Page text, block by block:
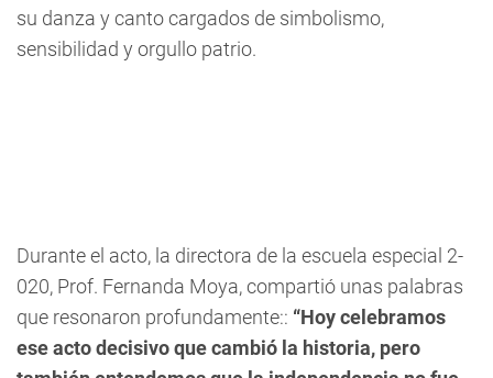
su danza y canto cargados de simbolismo,
sensibilidad y orgullo patrio.
Durante el acto, la directora de la escuela especial 2-
020, Prof. Fernanda Moya, compartió unas palabras
que resonaron profundamente:: “Hoy celebramos
ese acto decisivo que cambió la historia, pero